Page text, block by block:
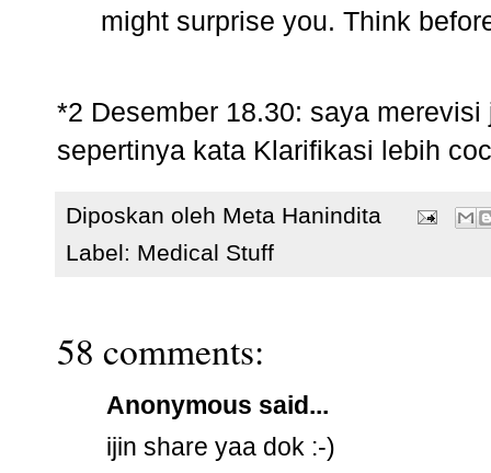
might surprise you. Think
*2 Desember 18.30: saya
sepertinya kata Klarifikasi lebih
Diposkan oleh Meta Hanindita
Label: Medical Stuff
58 comments:
Anonymous said...
ijin share yaa dok :-)